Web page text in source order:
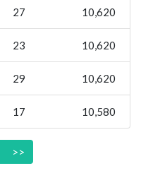
27 10,620
23 10,620
29 10,620
17 10,580
>>